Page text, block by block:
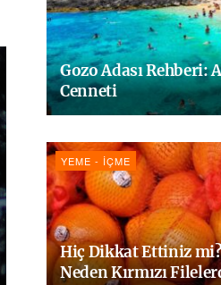
Gozo Adası Rehberi:
Cenneti
YEME - İÇME
Hiç Dikkat Ettiniz
Neden Kırmızı